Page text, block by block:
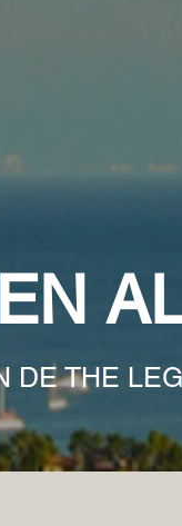
DE THE